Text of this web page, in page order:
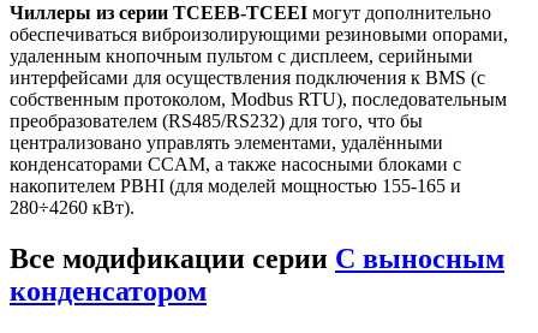
Чиллеры из серии TCEEB-TCEEI могут дополнительно
обеспечиваться виброизолирующими резиновыми опорами,
удаленным кнопочным пультом с дисплеем, серийными
интерфейсами для осуществления подключения к BMS (с
собственным протоколом, Modbus RTU), последовательным
преобразователем (RS485/RS232) для того, что бы
централизовано управлять элементами, удалёнными
конденсаторами CCAM, а также насосными блоками с
накопителем PBHI (для моделей мощностью 155-165 и
280÷4260 кВт).
Все модификации серии С выносным
конденсатором